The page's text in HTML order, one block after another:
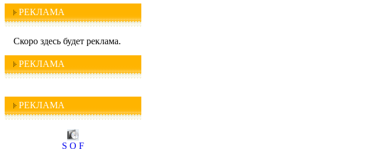
РЕКЛАМА
Скоро здесь будет реклама.
РЕКЛАМА
РЕКЛАМАI C Q
S O F